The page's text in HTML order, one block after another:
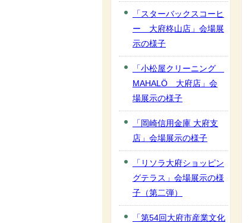
「スターバックスコーヒ
ー 大府柊山店」会場展
示の様子
「小松屋クリーニング
MAHALÖ 大府店」会
場展示の様子
「岡崎信用金庫 大府支
店」会場展示の様子
「リソラ大府ショッピン
グテラス」会場展示の様
子（第二弾）
「第54回大府市産業文化